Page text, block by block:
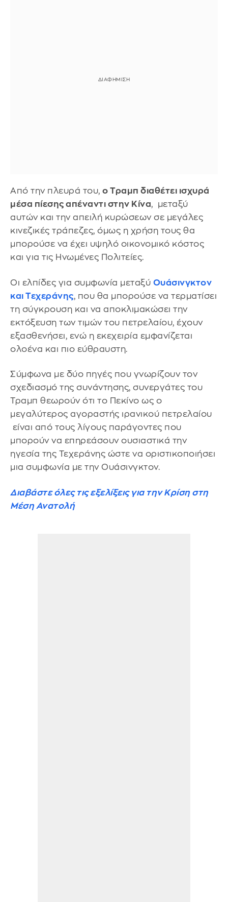
Από την πλευρά του, ο Τραμπ διαθέτει ισχυρά
μέσα πίεσης απέναντι στην Κίνα, μεταξύ
αυτών και την απειλή κυρώσεων σε μεγάλες
κινεζικές τράπεζες, όμως η χρήση τους θα
μπορούσε να έχει υψηλό οικονομικό κόστος
και για τις Ηνωμένες Πολιτείες.
Οι ελπίδες για συμφωνία μεταξύ Ουάσινγκτον
και Τεχεράνης, που θα μπορούσε να τερματίσει
τη σύγκρουση και να αποκλιμακώσει την
εκτόξευση των τιμών του πετρελαίου, έχουν
εξασθενήσει, ενώ η εκεχειρία εμφανίζεται
ολοένα και πιο εύθραυστη.
Σύμφωνα με δύο πηγές που γνωρίζουν τον
σχεδιασμό της συνάντησης, συνεργάτες του
Τραμπ θεωρούν ότι το Πεκίνο ως ο
μεγαλύτερος αγοραστής ιρανικού πετρελαίου
είναι από τους λίγους παράγοντες που
μπορούν να επηρεάσουν ουσιαστικά την
ηγεσία της Τεχεράνης ώστε να οριστικοποιήσει
μια συμφωνία με την Ουάσινγκτον.
Διαβάστε όλες τις εξελίξεις για την Κρίση στη
Μέση Ανατολή